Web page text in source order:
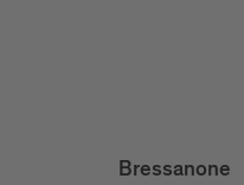
Bressanone